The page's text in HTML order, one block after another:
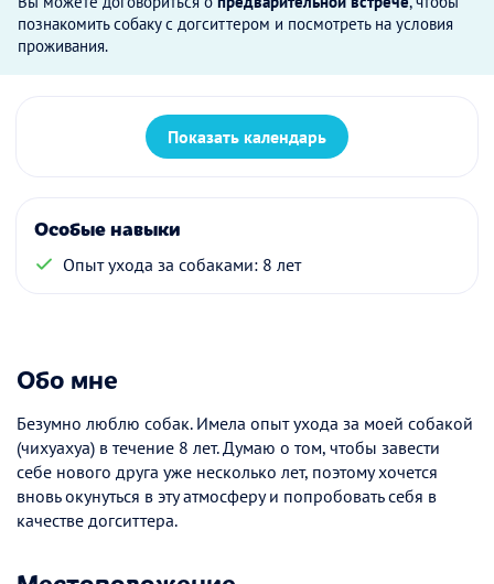
познакомить собаку с догситтером и посмотреть на условия
проживания.
Показать календарь
Особые навыки
Опыт ухода за собаками: 8 лет
Обо мне
Безумно люблю собак. Имела опыт ухода за моей собакой
(чихуахуа) в течение 8 лет. Думаю о том, чтобы завести
себе нового друга уже несколько лет, поэтому хочется
вновь окунуться в эту атмосферу и попробовать себя в
качестве догситтера.